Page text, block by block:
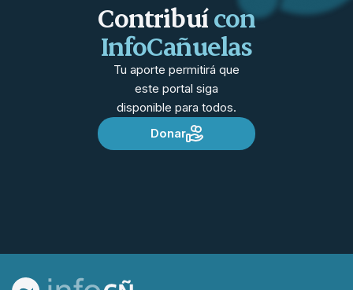
Contribuícon
InfoCañuelas
Tu aporte permitirá que
este portal siga
disponible para todos.
Donar